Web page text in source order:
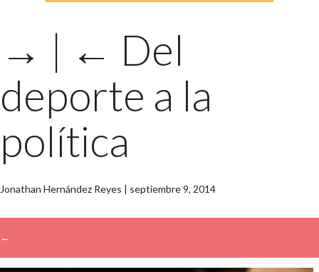
→ | ← Del
deporte a la
política
Jonathan Hernández Reyes | septiembre 9, 2014
←